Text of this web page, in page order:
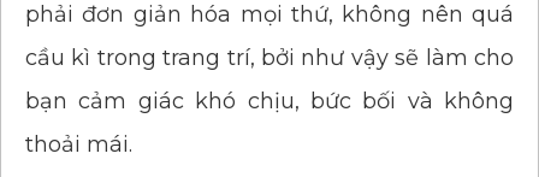
phải đơn giản hóa mọi thứ, không nên quá
cầu kì trong trang trí, bởi như vậy sẽ làm cho
bạn cảm giác khó chịu, bức bối và không
thoải mái.